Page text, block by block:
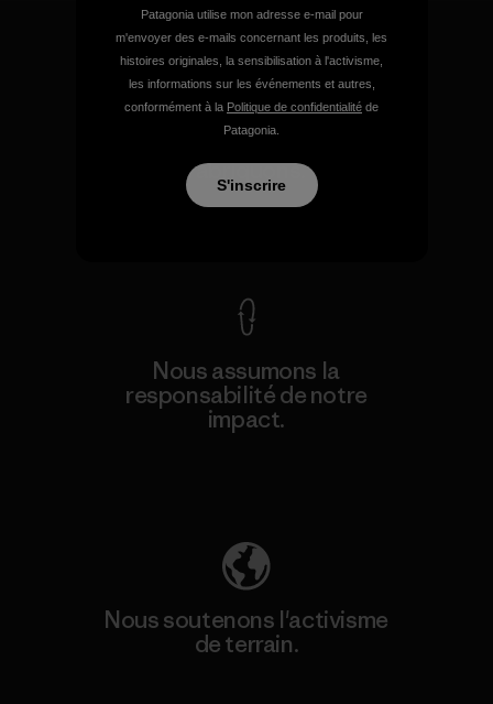
Nous garantissons tous les
produits que nous
fabriquons.
Nous assumons la
responsabilité de notre
impact.
Nous soutenons l'activisme
de terrain.
Patagonia utilise mon adresse e-mail pour
m'envoyer des e-mails concernant les produits, les
histoires originales, la sensibilisation à l'activisme,
les informations sur les événements et autres,
conformément à la Politique de confidentialité de
Patagonia.
S'inscrire